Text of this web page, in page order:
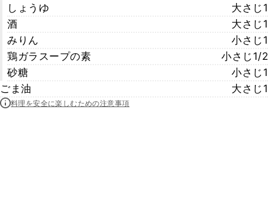
しょうゆ
大さじ1
酒
大さじ1
みりん
小さじ1
鶏ガラスープの素
小さじ1/2
砂糖
小さじ1
ごま油
大さじ1
料理を安全に楽しむための注意事項